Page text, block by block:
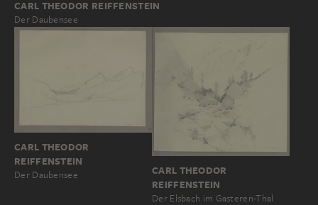
CARL THEODOR REIFFENSTEIN
Der Daubensee
CARL THEODOR
REIFFENSTEIN
Der Daubensee
CARL THEODOR
REIFFENSTEIN
Der Elsbach im Gasteren-Thal